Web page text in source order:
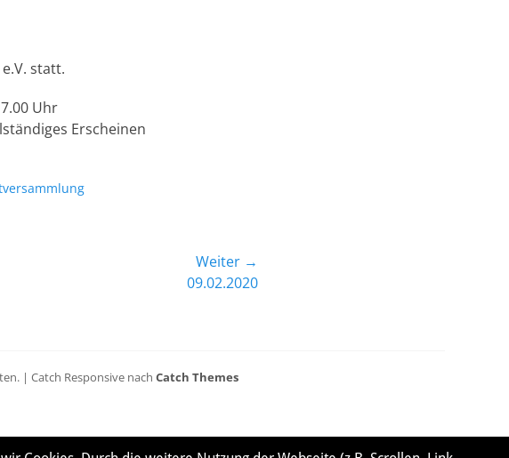
statt.
Uhr
Erscheinen
Weiter →
09.02.2020
| Catch Responsive nach Catch Themes